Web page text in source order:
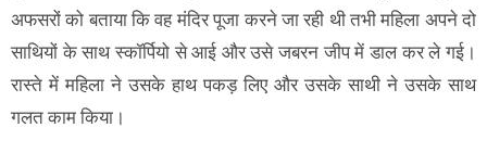
अफसरों को बताया कि वह मंदिर पूजा करने जा रही थी तभी महिला अपने दो
साथियों के साथ स्कॉर्पियो से आई और उसे जबरन जीप में डाल कर ले गई।
रास्ते में महिला ने उसके हाथ पकड़ लिए और उसके साथी ने उसके साथ
गलत काम किया।